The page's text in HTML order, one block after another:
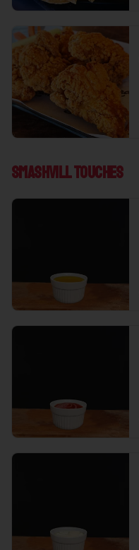
Smashvill Touches